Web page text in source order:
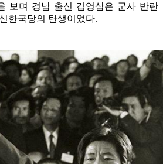
보며 경남 출신 김영삼은 군사 반란
한국당의 탄생이었다.